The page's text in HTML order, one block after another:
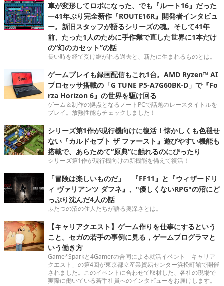
車が変形してロボになった、でも『ルート16』だった
―41年ぶり完全新作『ROUTE16R』開発者インタビュ
ー。新旧スタッフが語るシリーズの魂。そして41年
前、たった1人のために手作業で直した世界に1本だけ
の“幻のカセット”の話
長い時を経て受け継がれる過去と、新たに生まれるものとは。
ゲームプレイも録画配信もこれ1台。AMD Ryzen™ AI
プロセッサ搭載の「G TUNE P5-A7G60BK-D」で『Fo
rza Horizon 6』の世界を駆け回る
ゲーム＆制作の拠点となるノートPCで話題のレースタイトルを
プレイ。放熱性能もチェックしました！
シリーズ第1作が現行機向けに復活！懐かしくも色褪せ
ない『カルドセプト ザ ファースト』遊びやすい機能も
搭載で、あらためて“原典”に触れるのにぴったり
シリーズ第1作が現行機向けの新機能を備えて復活！
「冒険は楽しいものだ」 ─『FF11』と『ウィザードリ
ィ ヴァリアンツ ダフネ』、"優しくないRPG"の沼にど
っぷり沈んだ4人の話
ふたつの沼の住人たちが語る奥深さとは。
【キャリアクエスト】ゲーム作りを仕事にするという
こと。セガの若手の事例に見る，ゲームプログラマと
いう働き方
Game*Sparkと4Gamerの合同による就活イベント「キャリア
クエスト」の第4回が東京都立産業貿易センター浜松町館で開催
されました。このイベントに合わせて取材した、各社の現場で
実際に働いている若手社員へのインタビューをお届けします。